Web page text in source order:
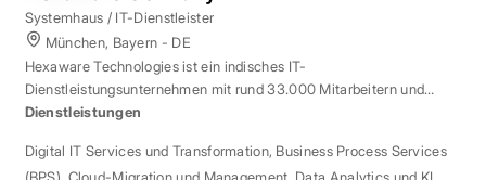
Systemhaus / IT-Dienstleister
München, Bayern - DE
Hexaware Technologies ist ein indisches IT-
Dienstleistungsunternehmen mit rund 33.000 Mitarbeitern und
Standort München für Automatisierung und KI.
Dienstleistungen
Digital IT Services und Transformation, Business Process Services